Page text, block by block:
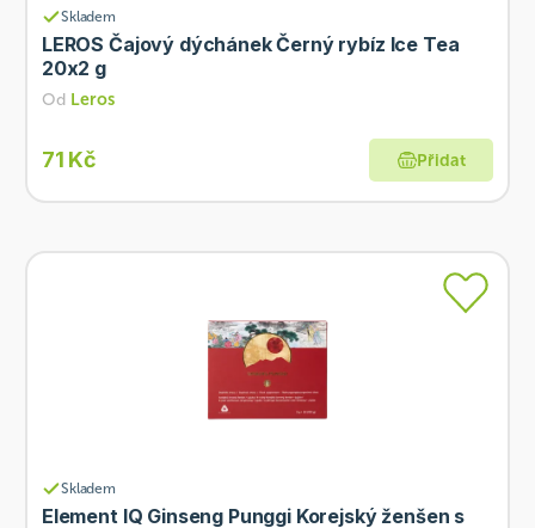
Skladem
LEROS Čajový dýchánek Černý rybíz Ice Tea
20x2 g
Od Leros
71 Kč Přidat
Skladem
Element IQ Ginseng Punggi Korejský ženšen s